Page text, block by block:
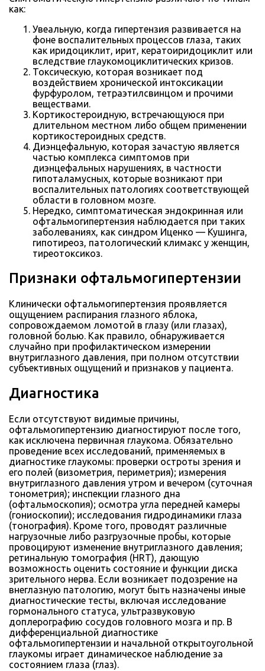
как:
Увеальную, когда гипертензия развивается на
фоне воспалительных процессов глаза, таких
как иридоциклит, ирит, кератоиридоциклит или
вследствие глаукомоциклитических кризов.
Токсическую, которая возникает под
воздействием хронической интоксикации
фурфуролом, тетраэтилсвинцом и прочими
веществами.
Кортикостероидную, встречающуюся при
длительном местном либо общем применении
кортикостероидных средств.
Диэнцефальную, которая зачастую является
частью комплекса симптомов при
диэнцефальных нарушениях, в частности
гипоталамусных, которые возникают при
воспалительных патологиях соответствующей
области в головном мозге.
Нередко, симптоматическая эндокринная или
офтальмогипертензия наблюдается при таких
заболеваниях, как синдром Иценко — Кушинга,
гипотиреоз, патологический климакс у женщин,
тиреотоксикоз.
Признаки офтальмогипертензии
Клинически офтальмогипертензия проявляется
ощущением распирания глазного яблока,
сопровождаемом ломотой в глазу (или глазах),
головной болью. Как правило, обнаруживается
случайно при профилактическом измерении
внутриглазного давления, при полном отсутствии
субъективных ощущений и признаков у пациента.
Диагностика
Если отсутствуют видимые причины,
офтальмогипертензию диагностируют после того,
как исключена первичная глаукома. Обязательно
проведение всех исследований, применяемых в
диагностике глаукомы: проверки остроты зрения и
его полей (визометрия, периметрия); измерения
внутриглазного давления утром и вечером (суточная
тонометрия); инспекции глазного дна
(офтальмоскопия); осмотра угла передней камеры
(гониоскопии); исследования гидродинамики глаза
(тонография). Кроме того, проводят различные
нагрузочные либо разгрузочные пробы, которые
провоцируют изменение внутриглазного давления;
ретинальную томография (HRT), дающую
возможность оценить состояние и функции диска
зрительного нерва. Если возникает подозрение на
внеглазную патологию, могут быть назначены иные
диагностические тесты, включая исследование
гормонального статуса, ультразвуковую
доплерографию сосудов головного мозга и пр. В
дифференциальной диагностике
офтальмогипертензии и начальной открытоугольной
глаукомы играет динамическое наблюдение за
состоянием глаза (глаз).